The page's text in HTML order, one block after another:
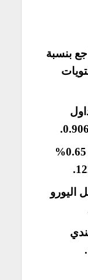
بنسبة
بنسبة 0.65%
اليورو